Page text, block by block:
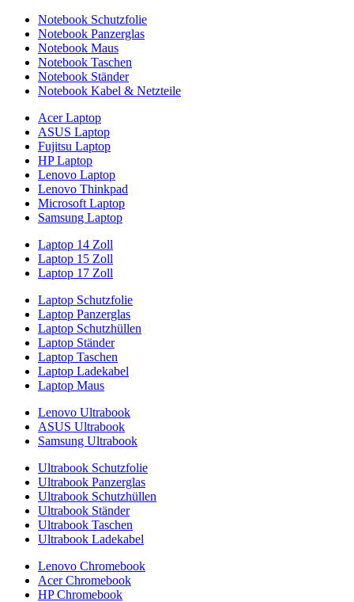
Notebook Schutzfolie
Notebook Panzerglas
Notebook Maus
Notebook Taschen
Notebook Ständer
Notebook Kabel & Netzteile
Acer Laptop
ASUS Laptop
Fujitsu Laptop
HP Laptop
Lenovo Laptop
Lenovo Thinkpad
Microsoft Laptop
Samsung Laptop
Laptop 14 Zoll
Laptop 15 Zoll
Laptop 17 Zoll
Laptop Schutzfolie
Laptop Panzerglas
Laptop Schutzhüllen
Laptop Ständer
Laptop Taschen
Laptop Ladekabel
Laptop Maus
Lenovo Ultrabook
ASUS Ultrabook
Samsung Ultrabook
Ultrabook Schutzfolie
Ultrabook Panzerglas
Ultrabook Schutzhüllen
Ultrabook Ständer
Ultrabook Taschen
Ultrabook Ladekabel
Lenovo Chromebook
Acer Chromebook
HP Chromebook